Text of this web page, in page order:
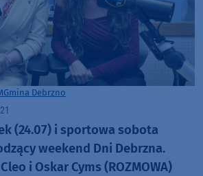
Gmina Debrzno
(24.07) i sportowa sobota
weekend Dni Debrzna.
i Oskar Cyms (ROZMOWA)